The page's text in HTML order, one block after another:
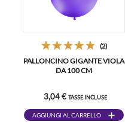
(2)
PALLONCINO GIGANTE VIOLA
DA 100 CM
3,04 € TASSE INCLUSE
AGGIUNGI AL CARRELLO